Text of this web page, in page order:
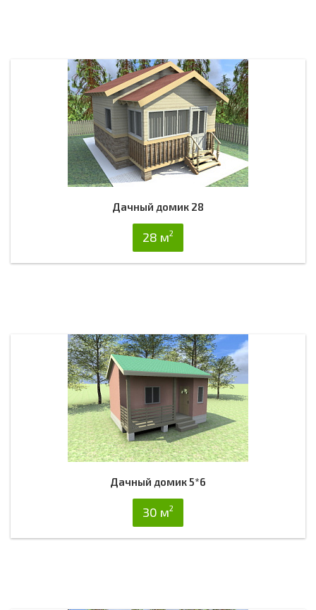
Дачный домик 28
28 м2
Дачный домик 5*6
30 м2